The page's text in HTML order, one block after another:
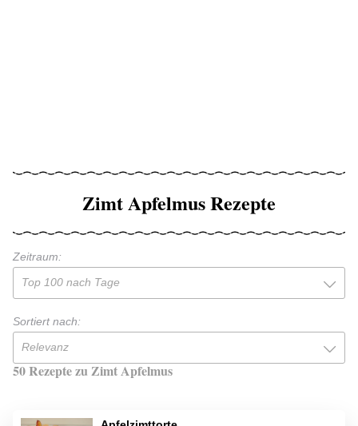
Zimt Apfelmus Rezepte
Zeitraum:
Top 100 nach Tage
Sortiert nach:
Relevanz
50 Rezepte zu Zimt Apfelmus